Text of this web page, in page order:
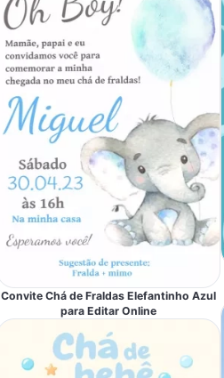
Convite Chá de Fraldas Elefantinho Azul
para Editar Online